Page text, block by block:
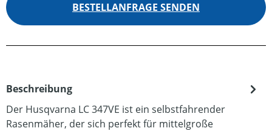
BESTELLANFRAGE SENDEN
Beschreibung
Der Husqvarna LC 347VE ist ein selbstfahrender
Rasenmäher, der sich perfekt für mittelgroße